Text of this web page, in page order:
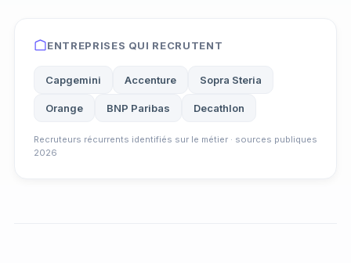
ENTREPRISES QUI RECRUTENT
Capgemini Accenture Sopra Steria
Orange BNP Paribas Decathlon
Recruteurs récurrents identifiés sur le métier · sources publiques
2026